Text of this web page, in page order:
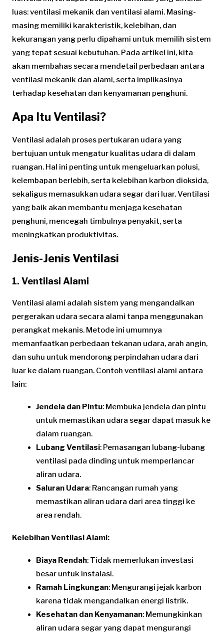
luas: ventilasi mekanik dan ventilasi alami. Masing-
masing memiliki karakteristik, kelebihan, dan
kekurangan yang perlu dipahami untuk memilih sistem
yang tepat sesuai kebutuhan. Pada artikel ini, kita
akan membahas secara mendetail perbedaan antara
ventilasi mekanik dan alami, serta implikasinya
terhadap kesehatan dan kenyamanan penghuni.
Apa Itu Ventilasi?
Ventilasi adalah proses pertukaran udara yang
bertujuan untuk mengatur kualitas udara di dalam
ruangan. Hal ini penting untuk mengeluarkan polusi,
kelembapan berlebih, serta kelebihan karbon dioksida,
sekaligus memasukkan udara segar dari luar. Ventilasi
yang baik akan membantu menjaga kesehatan
penghuni, mencegah timbulnya penyakit, serta
meningkatkan produktivitas.
Jenis-Jenis Ventilasi
1. Ventilasi Alami
Ventilasi alami adalah sistem yang mengandalkan
pergerakan udara secara alami tanpa menggunakan
perangkat mekanis. Metode ini umumnya
memanfaatkan perbedaan tekanan udara, arah angin,
dan suhu untuk mendorong perpindahan udara dari
luar ke dalam ruangan. Contoh ventilasi alami antara
lain:
Jendela dan Pintu: Membuka jendela dan pintu
untuk memastikan udara segar dapat masuk ke
dalam ruangan.
Lubang Ventilasi: Pemasangan lubang-lubang
ventilasi pada dinding untuk memperlancar
aliran udara.
Saluran Udara: Rancangan rumah yang
memastikan aliran udara dari area tinggi ke
area rendah.
Kelebihan Ventilasi Alami:
Biaya Rendah: Tidak memerlukan investasi
besar untuk instalasi.
Ramah Lingkungan: Mengurangi jejak karbon
karena tidak mengandalkan energi listrik.
Kesehatan dan Kenyamanan: Memungkinkan
aliran udara segar yang dapat mengurangi